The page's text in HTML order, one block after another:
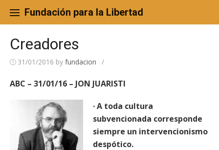
content
Fundación para la Libertad
Creadores
31/01/2016 by fundacion /
ABC – 31/01/16 – JON JUARISTI
· A toda cultura
subvencionada corresponde
siempre un intervencionismo
despótico.